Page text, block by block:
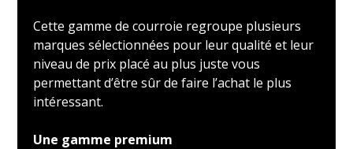
Cette gamme de courroie regroupe plusieurs
marques sélectionnées pour leur qualité et leur
niveau de prix placé au plus juste vous
permettant d’être sûr de faire l’achat le plus
intéressant.
Une gamme premium